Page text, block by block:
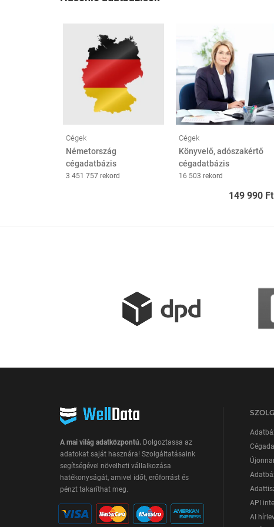
Cégek
Németország
cégadatbázis
3 451 757 rekord
Cégek
Könyvelő, adószakértő
cégadatbázis
16 503 rekord
149 990 Ft
A mai világ adatközpontú. Dolgoztassa az
adatokat saját hasznára! Szolgáltatásaink
segítségével növelheti vállalkozása
hatékonyságát, amivel időt, erőforrást és
pénzt takaríthat meg.
API
AI